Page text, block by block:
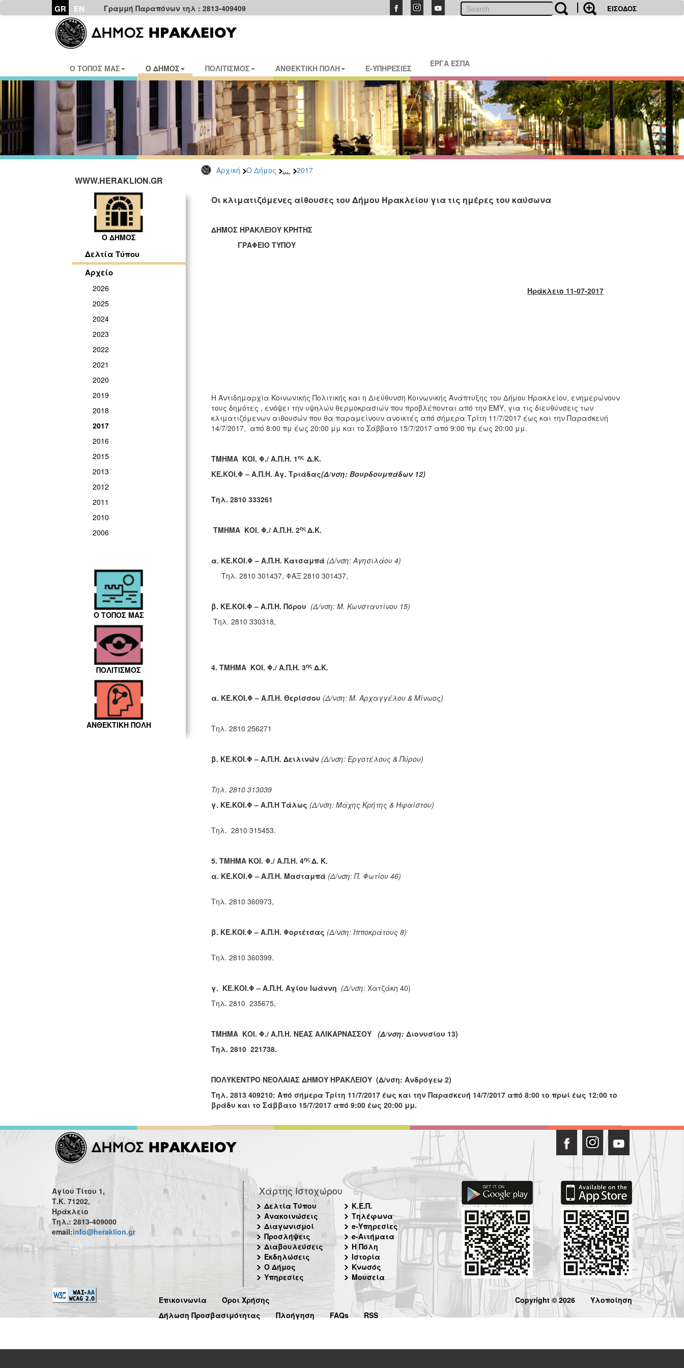
GR EN Γραμμή Παραπόνων τηλ : 2813-409409 ΕΙΣΟΔΟΣ
Ο ΤΟΠΟΣ ΜΑΣ Ο ΔΗΜΟΣ ΠΟΛΙΤΙΣΜΟΣ ΑΝΘΕΚΤΙΚΗ ΠΟΛΗ E-ΥΠΗΡΕΣΙΕΣ ΕΡΓΑ ΕΣΠΑ
Αρχική Ο Δήμος ... 2017
WWW.HERAKLION.GR
Ο ΔΗΜΟΣ
Δελτία Τύπου
Αρχείο
2026
2025
2024
2023
2022
2021
2020
2019
2018
2017
2016
2015
2013
2012
2011
2010
2006
Ο ΤΟΠΟΣ ΜΑΣ
ΠΟΛΙΤΙΣΜΟΣ
ΑΝΘΕΚΤΙΚΗ ΠΟΛΗ
Οι κλιματιζόμενες αίθουσες του Δήμου Ηρακλείου για τις ημέρες του καύσωνα
ΔΗΜΟΣ ΗΡΑΚΛΕΙΟΥ ΚΡΗΤΗΣ
ΓΡΑΦΕΙΟ ΤΥΠΟΥ
Ηράκλειο 11-07-2017
Η Αντιδημαρχία Κοινωνικής Πολιτικής και η Διεύθυνση Κοινωνικής Ανάπτυξης του Δήμου Ηρακλείου, ενημερώνουν
τους δημότες , ενόψει την υψηλών θερμοκρασιών που προβλέπονται από την ΕΜΥ, για τις διευθύνσεις των
κλιματιζόμενων αιθουσών που θα παραμείνουν ανοικτές από σήμερα Τρίτη 11/7/2017 έως και την Παρασκευή
14/7/2017, από 8:00 πμ έως 20:00 μμ και το Σάββατο 15/7/2017 από 9:00 πμ έως 20:00 μμ.
ΤΜΗMΑ ΚΟΙ. Φ./ Α.Π.Η. 1ης Δ.Κ.
ΚΕ.ΚΟΙ.Φ – Α.Π.Η. Αγ. Τριάδας(Δ/νση: Βουρδουμπάδων 12)
Tηλ. 2810 333261
ΤΜΗΜΑ ΚΟΙ. Φ./ Α.Π.Η. 2ης Δ.Κ.
α. ΚΕ.ΚΟΙ.Φ – Α.Π.Η. Κατσαμπά (Δ/νση: Αγησιλάου 4)
Tηλ. 2810 301437, ΦΑΞ 2810 301437,
β. ΚΕ.ΚΟΙ.Φ – Α.Π.Η. Πόρου (Δ/νση: Μ. Κωνσταντίνου 15)
Tηλ. 2810 330318,
4. ΤΜΗΜΑ ΚΟΙ. Φ./ Α.Π.Η. 3ηςΔ.Κ.
α. ΚΕ.ΚΟΙ.Φ – Α.Π.Η. Θερίσσου (Δ/νση: Μ. Αρχαγγέλου & Μίνωος)
Tηλ. 2810 256271
β. ΚΕ.ΚΟΙ.Φ – Α.Π.Η. Δειλινών (Δ/νση: Εργοτέλους & Πύρου)
Tηλ. 2810 313039
γ. ΚΕ.ΚΟΙ.Φ – Α.Π.Η Τάλως (Δ/νση: Μάχης Κρήτης & Ηφαίστου)
Tηλ. 2810 315453.
5. ΤΜΗΜΑ ΚΟΙ. Φ./ Α.Π.Η. 4ης Δ. Κ.
α. ΚΕ.ΚΟΙ.Φ – Α.Π.Η. Μασταμπά (Δ/νση: Π. Φωτίου 46)
Τηλ. 2810 360973,
β. ΚΕ.ΚΟΙ.Φ – Α.Π.Η. Φορτέτσας (Δ/νση: Ιπποκράτους 8)
Τηλ. 2810 360399.
γ. ΚΕ.ΚΟΙ.Φ – Α.Π.Η. Αγίου Ιωάννη (Δ/νση:Χατζάκη 40)
Τηλ. 2810 235675,
ΤΜΗΜΑ ΚΟΙ. Φ./ Α.Π.Η. ΝΕΑΣ ΑΛΙΚΑΡΝΑΣΣΟΥ (Δ/νση:Διονυσίου 13)
Τηλ. 2810 221738.
ΠΟΛΥΚΕΝΤΡΟ ΝΕΟΛΑΙΑΣ ΔΗΜΟΥ ΗΡΑΚΛΕΙΟΥ (Δ/νση: Ανδρόγεω 2)
Τηλ. 2813 409210: Από σήμερα Τρίτη 11/7/2017 έως και την Παρασκευή 14/7/2017 από 8:00 το πρωί έως 12:00 το
βράδυ και το Σάββατο 15/7/2017 από 9:00 έως 20:00 μμ.
Αγίου Τίτου 1,
Τ.Κ. 71202,
Ηράκλειο
Τηλ.: 2813-409000
email:info@heraklion.gr
Χάρτης Ιστοχώρου
Δελτία Τύπου
Ανακοινώσεις
Διαγωνισμοί
Προσλήψεις
Διαβουλεύσεις
Εκδηλώσεις
Ο Δήμος
Υπηρεσίες
Κ.Ε.Π.
Τηλέφωνα
e-Υπηρεσίες
e-Αιτήματα
Η Πόλη
Ιστορία
Κνωσός
Μουσεία
Επικοινωνία
Όροι Χρήσης
Δήλωση Προσβασιμότητας
Πλοήγηση FAQs RSS
Copyright © 2026 Υλοποίηση